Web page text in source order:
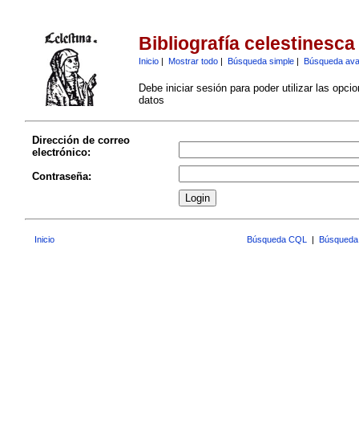
Bibliografía celestinesca
Inicio| Mostrar todo| Búsqueda simple| Búsqueda
Debe iniciar sesión para poder utilizar las
datos
Dirección de correo
electrónico:
Contraseña:
Inicio Búsqueda CQL |